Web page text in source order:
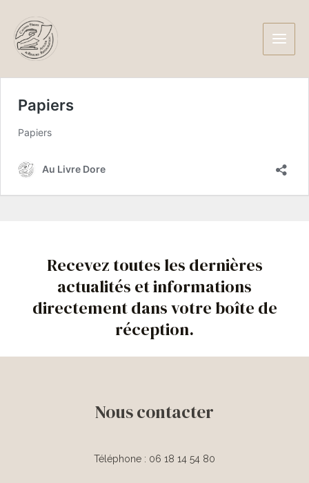
contenu
Menu
Recevez toutes les dernières
actualités et informations
directement dans votre boîte de
réception.
Nous contacter
Téléphone : 06 18 14 54 80